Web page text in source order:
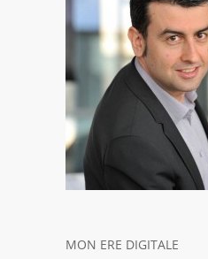
MON ERE DIGITALE